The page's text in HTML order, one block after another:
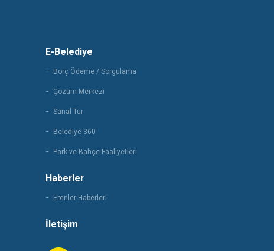
E-Belediye
Borç Ödeme / Sorgulama
Çözüm Merkezi
Sanal Tur
Belediye 360
Park ve Bahçe Faaliyetleri
Haberler
Erenler Haberleri
İletişim